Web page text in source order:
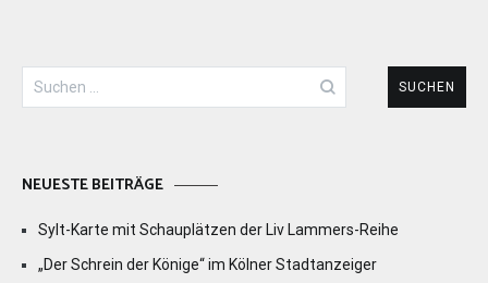
Suchen
nach:
NEUESTE BEITRÄGE
Sylt-Karte mit Schauplätzen der Liv Lammers-Reihe
„Der Schrein der Könige“ im Kölner Stadtanzeiger